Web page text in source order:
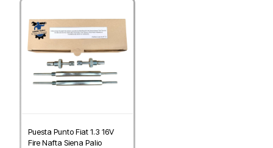
Puesta Punto Fiat 1.3 16V
Fire Nafta Siena Palio